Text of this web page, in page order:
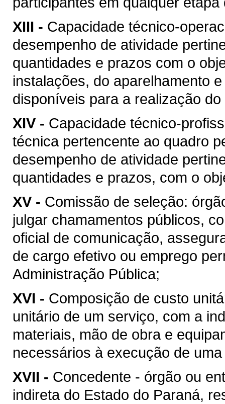
XIII - Capacidade técnico-
desempenho de atividade
quantidades e prazos com o
instalações, do aparelhamento
disponíveis para a realização
XIV - Capacidade técnico-
técnica pertencente ao quadro
desempenho de atividade
quantidades e prazos, com o
XV - Comissão de seleção:
julgar chamamentos públicos,
oficial de comunicação,
de cargo efetivo ou emprego
Administração Pública;
XVI - Composição de custo
unitário de um serviço, com a
materiais, mão de obra e
necessários à execução de
XVII - Concedente - órgão ou
indireta do Estado do Paraná,